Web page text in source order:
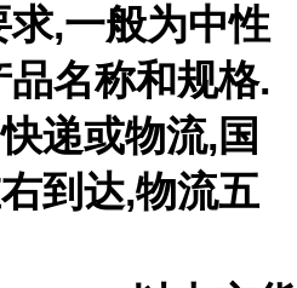
,一般为中性
名称和规格.
递或物流,国
到达,物流五